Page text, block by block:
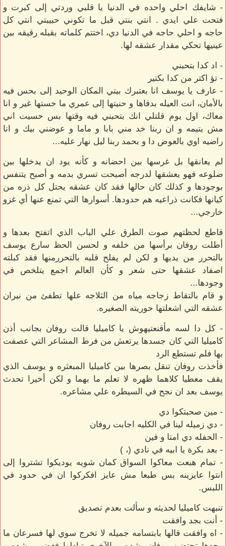
- شايفك احلي واحده في الدنيا يا قلبي وردتي إلى كبرت و
فتحت علي ايدي . انتي بنتي قبل ما تكوني حبيبتي انتي كل
حاجه و احلي حاجه في الدنيا دي، اختتم كلماته بقبله رقيقه بين
عينيها تحكي مقدار عشقه لها.
- اد كدا بتحبني
- تؤ اكتر من كدا بكتير
- عارف يا يوسف انا بعتبرك بيتي المكان الوحيد إلى بحس فيه
بالأمان، انت العيله بدفاها و حنيتها إلى عمري ما حستها غير و انا
معاك، اول يوم قلتلي انك بتحبني فيه وقتها بس حسيت اني
مش يتيمه و ان ربنا خد مني بابا و ماما و عوضني بيك و انا
راضيه اوي بالعوض دا و بحمد ربنا ليل نهار عليه...
لم يعانقها بل غرسها بين احضانه و كأنه يود ان يدخلها بين
ضلوعه فهو يعشقها لدرجه أصبحت تسري بدمه و أصبح يتنفس
بوجودها و كذلك كان حالها فقد كان عشقه يحتل كل ذره من
كيانها فكانت ذراعيه هم حدودها. أسوارها التي تمنع عنها أي غزو
خارجي...
قاطع لحظتهم صوت الطرق علي الباب الذي اتفتح بعدها و
أطلت روفان برأسها من خلفه و لحسن الحظ سارع يوسف
بالتحرر من يديها و لكن لم يفلح قلبه بالتحررمنها فقد كبلته
اصفاد عشقها حتى شعر و كأن العالم اجمع يتلخص في
وجودها...
و قام بالتقاط زجاجه مياه من الثلاجه علها تطفئ من نيران
عشقه التي اشعلتها حوريته الصغيره.
- كل دا لسه مأقنعتيهوش يا كاميليا قالت روفان بجانب أذن
كاميليا التي كان جسدها يرتعش من فرط المشاعر التي عصفت
بها فلم تستطع الرد
فأخذت روفان تنقل بصرها بين كاميليا المبعثره و يوسف الذي
يقف معطيا كلاهما ظهره لا تعلم ما بهما و لكن أخيرا تحدث
يوسف بعد ان نجح في السيطره علي مشاعره.
- مين صحبتكوا دي
- دي زميله لينا في الكليه اجابت روفان
- الحفله دي امتا و فين
- بعد بكرة يا ابيه في نادي (، )
- تمام هبعت معاكوا السواق كمان شويه يوديكوا تشتروا إلى
انتوا عايزينه بس طبعا مش عايز افكركوا ان في حدود في
اللبس.
تنبهت كاميليا لحديثه و سألت بعدم تصديق
- أنت بجد وافقت
- اه وافقت قالها بابتسامه جميله لا تخرج سوي لها فسرعان ما